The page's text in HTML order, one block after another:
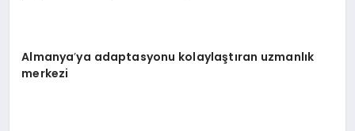
Almanya’ya adaptasyonu kolaylaştıran uzmanlık
merkezi